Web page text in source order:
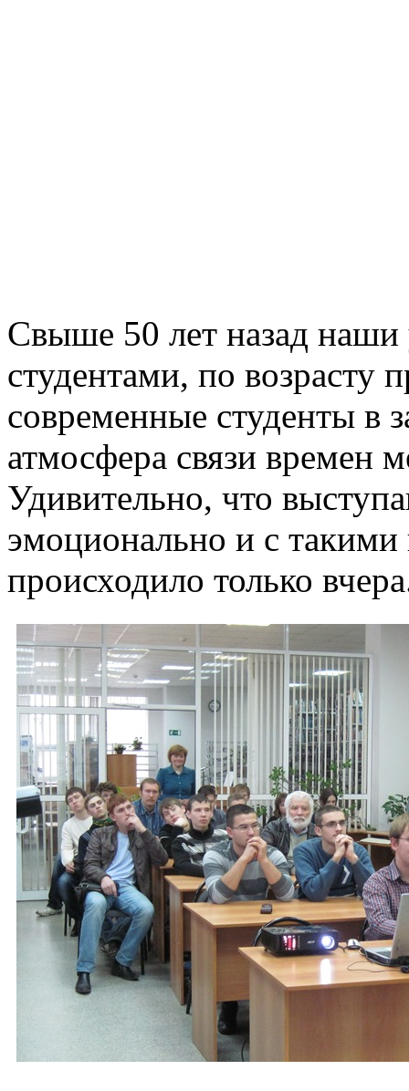
Свыше 50 лет назад
студентами, по возрасту
современные студенты в
атмосфера связи времен
Удивительно, что
эмоционально и с такими
происходило только